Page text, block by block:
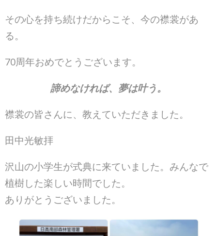
その心を持ち続けだからこそ、今の襟裳があ
る。
70周年おめでとうございます。
諦めなければ、夢は叶う。
襟裳の皆さんに、教えていただきました。
田中光敏拝
沢山の小学生が式典に来ていました。みんなで
植樹した楽しい時間でした。
ありがとうございました。